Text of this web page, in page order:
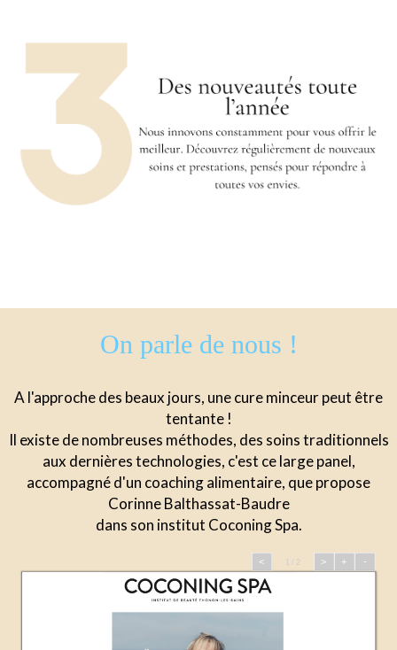
On parle de nous !
A l'approche des beaux jours, une cure minceur peut être
tentante !
Il existe de nombreuses méthodes, des soins traditionnels
aux dernières technologies, c'est ce large panel,
accompagné d'un coaching alimentaire, que propose
Corinne Balthassat-Baudre
dans son institut Coconing Spa.
< 1 / 2 > + -